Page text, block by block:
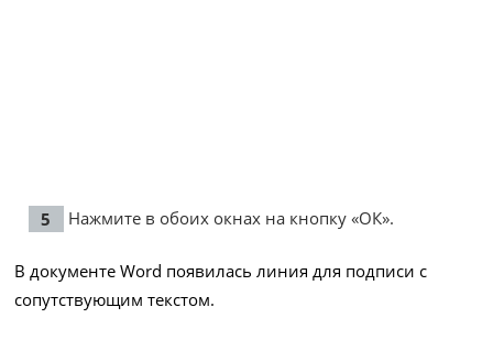
Нажмите в обоих окнах на кнопку «ОК».
В документе Word появилась линия для подписи с
сопутствующим текстом.